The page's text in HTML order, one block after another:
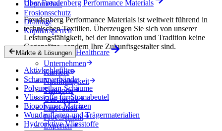
Über Freudenberg Performance Materials
Freudenberg Performance Materials ist weltweit führend in
technischen Textilien. Überzeugen Sie sich von unserer
Leistungsfähigkeit, bei der Innovation und Tradition keine
Gegensätze, sondern Ihre Zukunftsgestalter sind.
Unternehmen
Karriere
Nachhaltigkeit
Standorte
Geschichte
Innovation
Procurement
Experten
Deponiebau
Erosionsschutz
Drainage
Kapillarsperren
Märkte & Lösungen Healthcare
Aktivkohlefilter
Schaumverbände
Polyurethan-Schäume
Vliesstoffe für Stomabeutel
Biopolymer-Matrizen
Wundauflagen und Trägermaterialien
Hydroaktive Vliesstoffe